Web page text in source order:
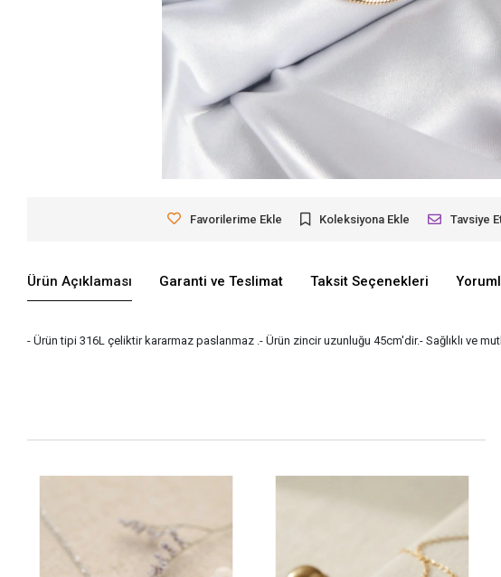
Favorilerime Ekle Koleksiyona Ekle Tavsiye
Ürün Açıklaması Garanti ve Teslimat Taksit Seçenekleri
- Ürün tipi 316L çeliktir kararmaz paslanmaz .- Ürün zincir uzunluğu 45cm'dir.- Sağlıklı ve